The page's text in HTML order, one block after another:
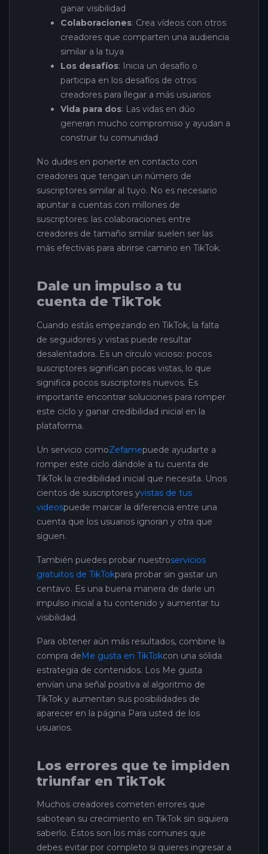
ganar visibilidad
Colaboraciones: Crea vídeos con otros
creadores que comparten una audiencia
similar a la tuya
Los desafíos: Inicia un desafío o
participa en los desafíos de otros
creadores para llegar a más usuarios
Vida para dos: Las vidas en dúo
generan mucho compromiso y ayudan a
construir tu comunidad
No dudes en ponerte en contacto con
creadores que tengan un número de
suscriptores similar al tuyo. No es necesario
apuntar a cuentas con millones de
suscriptores: las colaboraciones entre
creadores de tamaño similar suelen ser las
más efectivas para abrirse camino en TikTok.
Dale un impulso a tu
cuenta de TikTok
Cuando estás empezando en TikTok, la falta
de seguidores y vistas puede resultar
desalentadora. Es un círculo vicioso: pocos
suscriptores significan pocas vistas, lo que
significa pocos suscriptores nuevos. Es
importante encontrar soluciones para romper
este ciclo y ganar credibilidad inicial en la
plataforma.
Un servicio comoZefamepuede ayudarte a
romper este ciclo dándole a tu cuenta de
TikTok la credibilidad inicial que necesita. Unos
cientos de suscriptores yvistas de tus
videospuede marcar la diferencia entre una
cuenta que los usuarios ignoran y otra que
siguen.
También puedes probar nuestroservicios
gratuitos de TikTokpara probar sin gastar un
centavo. Es una buena manera de darle un
impulso inicial a tu contenido y aumentar tu
visibilidad.
Para obtener aún más resultados, combine la
compra deMe gusta en TikTokcon una sólida
estrategia de contenidos. Los Me gusta
envían una señal positiva al algoritmo de
TikTok y aumentan sus posibilidades de
aparecer en la página Para usted de los
usuarios.
Los errores que te impiden
triunfar en TikTok
Muchos creadores cometen errores que
sabotean su crecimiento en TikTok sin siquiera
saberlo. Estos son los más comunes que
debes evitar por completo si quieres ingresar a